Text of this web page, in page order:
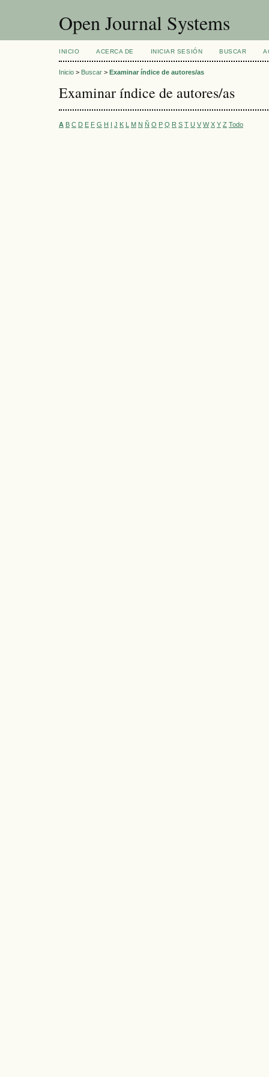
Open Journal Systems
INICIO ACERCA DE INICIAR SESIÓN BUSCAR
Inicio > Buscar > Examinar índice de autores/as
Examinar índice de autores/as
A B C D E F G H I J K L M N Ñ O P Q R S T U V W X Y Z Todo